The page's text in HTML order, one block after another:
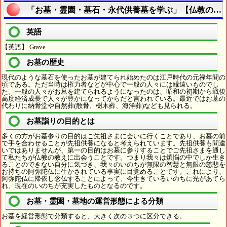
「お墓・霊園・墓石・永代供養墓を学ぶ」【仏教の言
英語
【英語】 Grave
お墓の歴史
現代のような墓石を使ったお墓が建てられ始めたのは江戸時代の元禄年間の
頃である。ただ当時は権力者などが中心で一般の人々には縁遠いものでし
た。一般の人々がお墓を建てられるようになったのは、昭和の初期から戦後
高度経済成長で人々が豊かになってからだと言われている。最近ではお墓の
代わりに納骨堂や自然葬(散骨、樹木葬、海洋葬)なども見られる。
お墓詣りの目的とは
多くの方がお墓参りの目的はご先祖さまに会いに行くことであり、お墓の前
で手を合わせることが先祖供養になると考えられています。先祖供養も間違
いではありませんが、第一の目的はお墓に参りすることでご先祖さまを通し
て私たちが仏教の教えに出会うことです。つまり我々は煩悩の中でしか生き
ることのできない自分に気づき、我々のいのちが無限の智慧と無限の慈悲を
お持ちの阿弥陀仏に生かされている事実に目覚めることです。これにより、
阿弥陀仏に帰依し念仏することによって、今生きているいのちに光があてら
れ、現在のいのちが充実したものとなるのです。
お墓・霊園・墓地の運営形態による分類
お墓を経営形態で分類すると、大きく次の３つに区分できる。